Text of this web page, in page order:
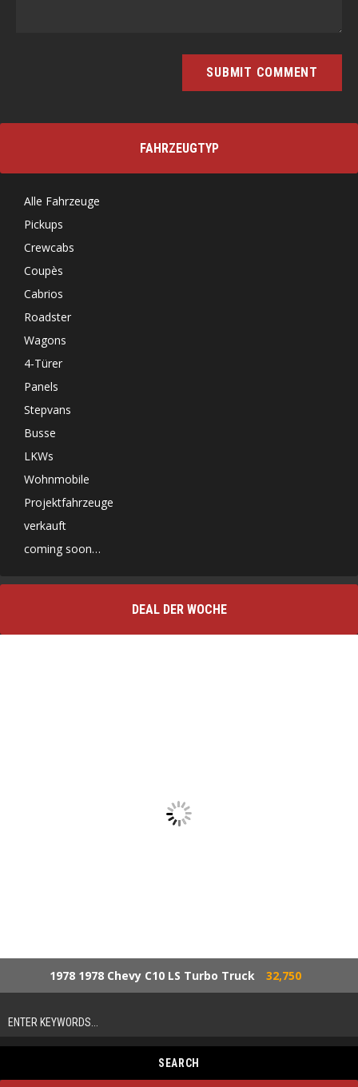
Alternative:
FAHRZEUGTYP
Alle Fahrzeuge
Pickups
Crewcabs
Coupès
Cabrios
Roadster
Wagons
4-Türer
Panels
Stepvans
Busse
LKWs
Wohnmobile
Projektfahrzeuge
verkauft
coming soon…
DEAL DER WOCHE
1978 1978 Chevy C10 LS Turbo Truck 32,750